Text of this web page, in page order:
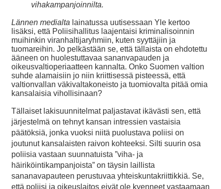
vihakampanjoinnilta.
Lännen medialta lainatussa uutisessaan Yle kertoo
lisäksi, että Poliisihallitus laajentaisi kriminalisoinnin
muihinkin viranhaltijaryhmiin, kuten syyttäjiin ja
tuomareihin. Jo pelkästään se, että tällaista on ehdotettu
ääneen on huolestuttavaa sananvapauden ja
oikeusvaltioperiaatteen kannalta. Onko Suomen valtion
suhde alamaisiin jo niin kriittisessä pisteessä, että
valtionvallan väkivaltakoneisto ja tuomiovalta pitää omia
kansalaisia vihollisinaan?
Tällaiset lakisuunnitelmat paljastavat ikävästi sen, että
järjestelmä on tehnyt kansan intressien vastaisia
päätöksiä, jonka vuoksi niitä puolustava poliisi on
joutunut kansalaisten raivon kohteeksi. Silti suurin osa
poliisia vastaan suunnatuista ”viha- ja
häiriköintikampanjoista” on täysin laillista
sananavapauteen perustuvaa yhteiskuntakriittikkiä. Se,
että poliisi ja oikeuslaitos eivät ole kyenneet vastaamaan